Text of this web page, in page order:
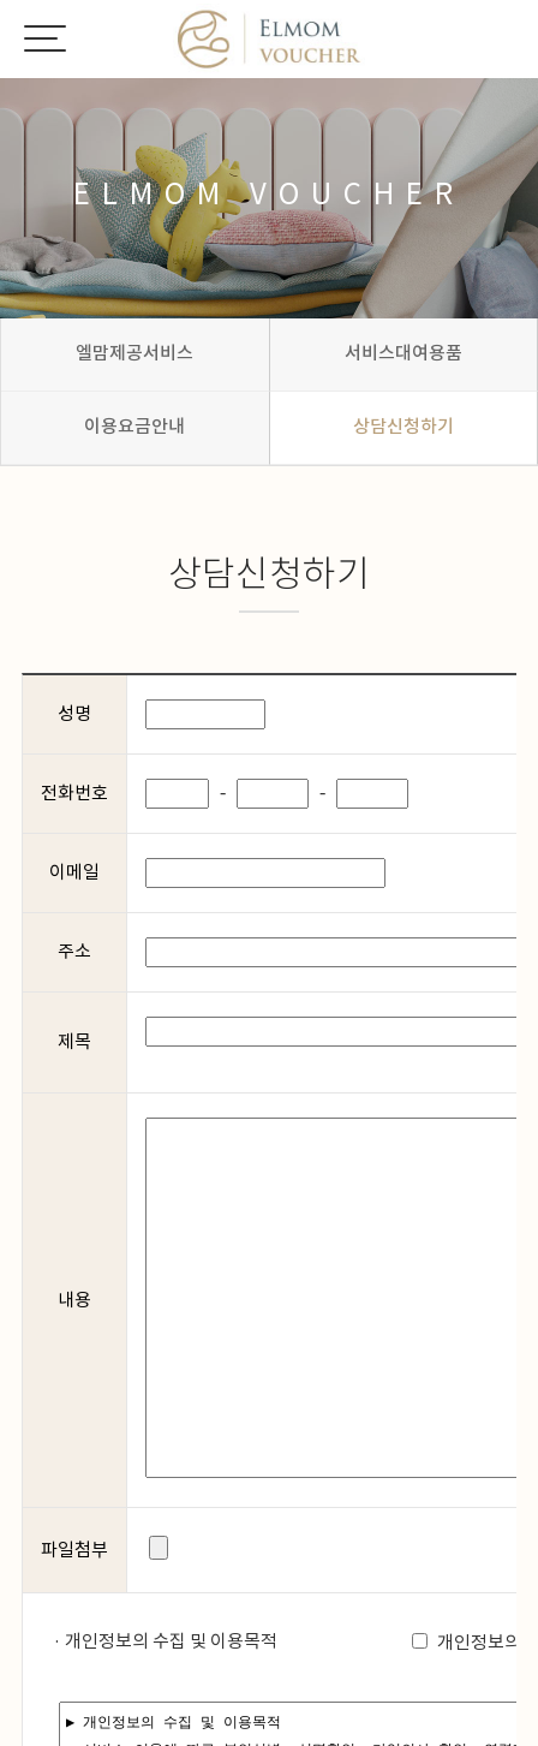
ELMOM VOUCHER
엘맘제공서비스 서비스대여용품
이용요금안내 상담신청하기
상담신청하기
성명
전화번호 - -
이메일
주소
제목
내용
파일첨부
· 개인정보의 수집 및 이용목적 개인정보의